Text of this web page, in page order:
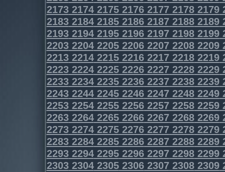
2173217421752176217721782179
2183218421852186218721882189
2193219421952196219721982199
2203220422052206220722082209
2213221422152216221722182219
2223222422252226222722282229
2233223422352236223722382239
2243224422452246224722482249
2253225422552256225722582259
2263226422652266226722682269
2273227422752276227722782279
2283228422852286228722882289
2293229422952296229722982299
2303230423052306230723082309